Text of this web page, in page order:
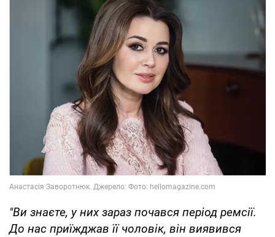
"Ви знаєте, у них зараз почався період ремсії.
До нас приїжджав її чоловік, він виявився